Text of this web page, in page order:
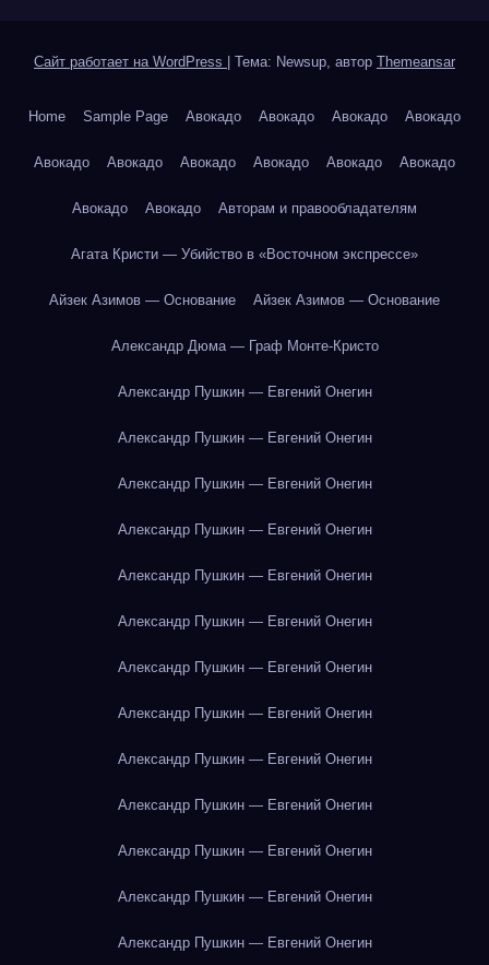
Сайт работает на WordPress Тема: Newsup, автор Themeansar
Home Sample Page Авокадо Авокадо Авокадо Авокадо
Авокадо Авокадо Авокадо Авокадо Авокадо Авокадо
Авокадо Авокадо Авторам и правообладателям
Агата Кристи — Убийство в «Восточном экспрессе»
Айзек Азимов — Основание Айзек Азимов — Основание
Александр Дюма — Граф Монте-Кристо
Александр Пушкин — Евгений Онегин
Александр Пушкин — Евгений Онегин
Александр Пушкин — Евгений Онегин
Александр Пушкин — Евгений Онегин
Александр Пушкин — Евгений Онегин
Александр Пушкин — Евгений Онегин
Александр Пушкин — Евгений Онегин
Александр Пушкин — Евгений Онегин
Александр Пушкин — Евгений Онегин
Александр Пушкин — Евгений Онегин
Александр Пушкин — Евгений Онегин
Александр Пушкин — Евгений Онегин
Александр Пушкин — Евгений Онегин